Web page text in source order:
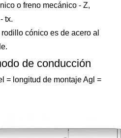
o freno mecánico - Z,
tx.
cónico es de acero al
de conducción
= longitud de montaje Agl =